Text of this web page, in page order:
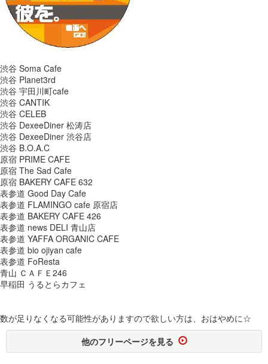
渋谷 Soma Cafe
渋谷 Planet3rd
渋谷 宇田川町cafe
渋谷 CANTIK
渋谷 CELEB
渋谷 DexeeDiner 松涛店
渋谷 DexeeDiner 渋谷店
渋谷 B.O.A.C
原宿 PRIME CAFE
原宿 The Sad Cafe
原宿 BAKERY CAFE 632
表参道 Good Day Cafe
表参道 FLAMINGO cafe 原宿店
表参道 BAKERY CAFE 426
表参道 news DELI 青山店
表参道 YAFFA ORGANIC CAFE
表参道 bio ojiyan cafe
表参道 FoResta
青山 ＣＡＦＥ246
早稲田 うるとらカフェ
数が足りなくなる可能性がありますので欲しい方は、おはやめに☆
他のフリーページを見る